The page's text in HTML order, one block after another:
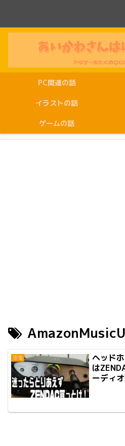
PC関連の話
イラストの話
ゲームの話
家電
ヘッド
は
ーディ